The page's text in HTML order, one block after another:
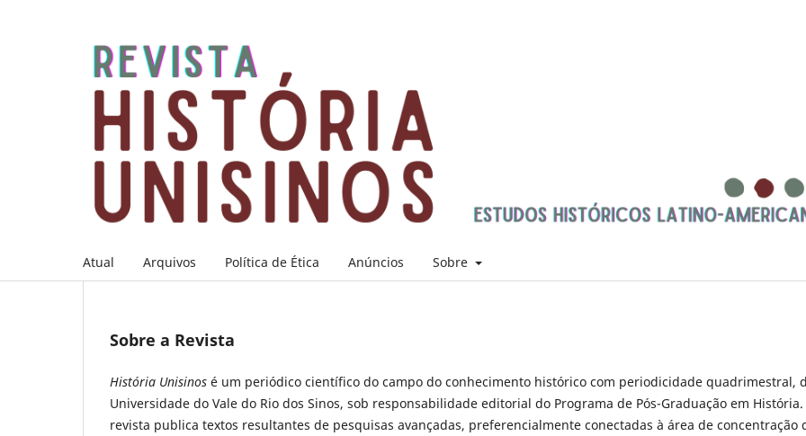
Atual Arquivos Política de Ética Anúncios Sobre
Sobre a Revista
História Unisinos é um periódico científico do campo do conhecimento histórico com periodicidade quadrimestral,
Universidade do Vale do Rio dos Sinos, sob responsabilidade editorial do Programa de Pós-Graduação em História.
revista publica textos resultantes de pesquisas avançadas, preferencialmente conectadas à área de concentração